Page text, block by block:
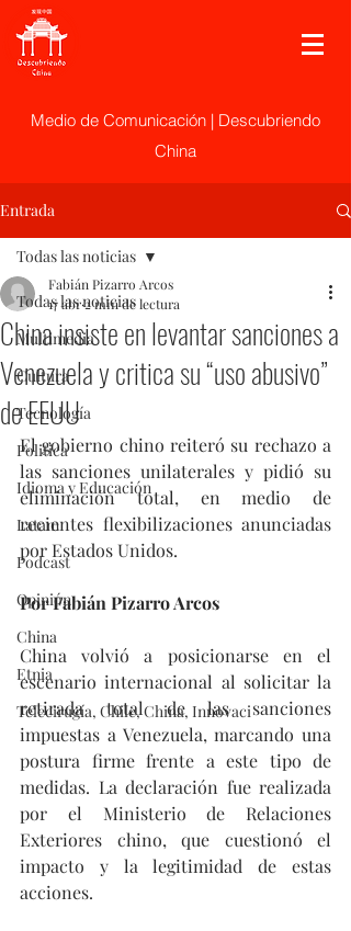
Medio de Comunicación | Descubriendo
China
Entrada
Todas las noticias
Multimedia
Cultura
Tecnología
Politica
Idioma y Educación
Latam
Podcast
Opinión
China
Etnia
Telecirugía, Chile, China, Innovaci
Todas las noticias
China insiste en levantar sanciones a
Venezuela y critica su “uso abusivo”
de EEUU
Fabián Pizarro Arcos
17 abr2 min de lectura
El gobierno chino reiteró su rechazo a
las sanciones unilaterales y pidió su
eliminación total, en medio de
recientes flexibilizaciones anunciadas
por Estados Unidos.
Por Fabián Pizarro Arcos
China volvió a posicionarse en el
escenario internacional al solicitar la
retirada total de las sanciones
impuestas a Venezuela, marcando una
postura firme frente a este tipo de
medidas. La declaración fue realizada
por el Ministerio de Relaciones
Exteriores chino, que cuestionó el
impacto y la legitimidad de estas
acciones.